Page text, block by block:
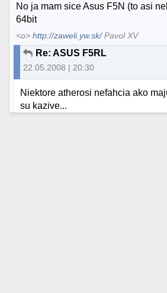
No ja mam sice Asus F5N (to asi
64bit
<o>http://zaweli.yw.sk/Pavol XV
Re: ASUS F5RL
22.05.2008 | 20:30
Niektore atherosi nefahcia ako
su kazive...